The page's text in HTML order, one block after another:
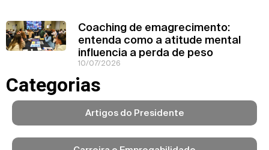
Coaching de emagrecimento:
entenda como a atitude mental
influencia a perda de peso
10/07/2026
Categorias
Artigos do Presidente